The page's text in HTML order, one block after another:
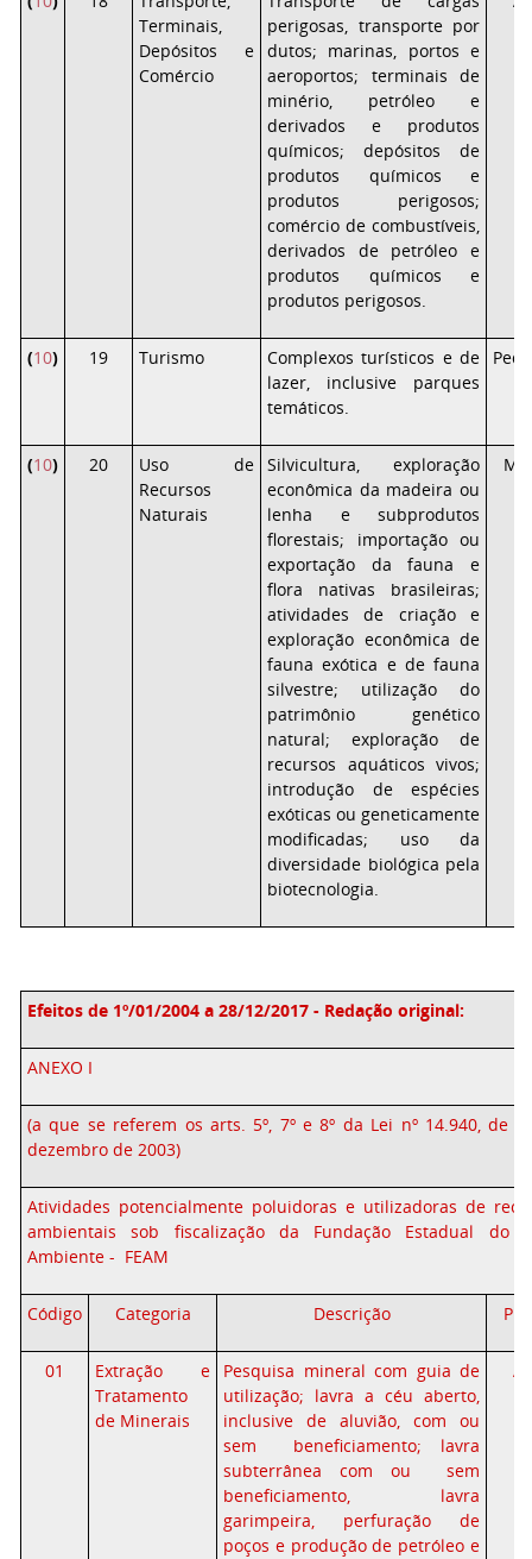
Terminais,
Depósitos e
Comércio
perigosas, transporte por
dutos; marinas, portos e
aeroportos; terminais de
minério, petróleo e
derivados e produtos
químicos; depósitos de
produtos químicos e
produtos perigosos;
comércio de combustíveis,
derivados de petróleo e
produtos químicos e
produtos perigosos.
(10) 19 Turismo
Complexos turísticos e de
lazer, inclusive parques
temáticos.
(10) 20
Uso de
Recursos
Naturais
Silvicultura, exploração
econômica da madeira ou
lenha e subprodutos
florestais; importação ou
exportação da fauna e
flora nativas brasileiras;
atividades de criação e
exploração econômica de
fauna exótica e de fauna
silvestre; utilização do
patrimônio genético
natural; exploração de
recursos aquáticos vivos;
introdução de espécies
exóticas ou geneticamente
modificadas; uso da
diversidade biológica pela
biotecnologia.
Efeitos de 1º/01/2004 a 28/12/2017 - Redação original:
ANEXO I
(a que se referem os arts. 5º, 7º e 8º da Lei nº 14.940, de
dezembro de 2003)
Atividades potencialmente poluidoras e utilizadoras de
ambientais sob fiscalização da Fundação Estadual do
Ambiente - FEAM
Código Categoria Descrição
01
Extração e
Tratamento
de Minerais
Pesquisa mineral com guia de
utilização; lavra a céu aberto,
inclusive de aluvião, com ou
sem beneficiamento; lavra
subterrânea com ou sem
beneficiamento, lavra
garimpeira, perfuração de
poços e produção de petróleo e